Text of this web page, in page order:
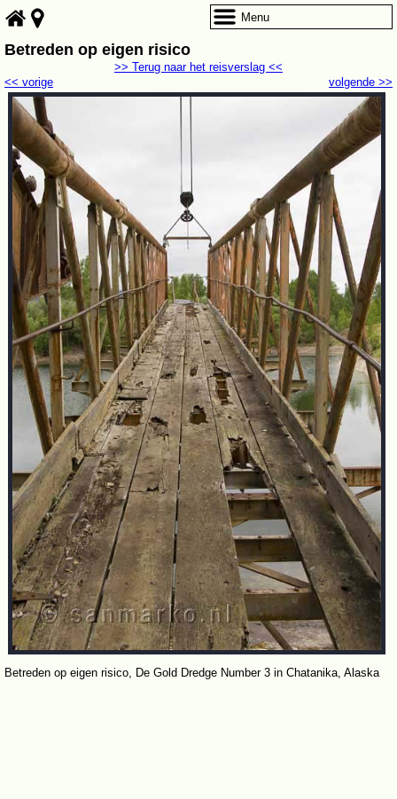
Betreden op eigen risico
volgende >>
<< vorige
>> Terug naar het reisverslag <<
Betreden op eigen risico, De Gold Dredge Number 3 in Chatanika, Alaska
Menu